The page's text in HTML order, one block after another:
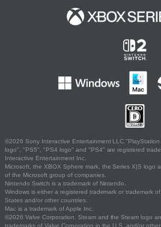
©2026 Sony Interactive Entertainment
logo", "PS5", "PS4 logo" and "PS4" are registered
Interactive Entertainment Inc.
Microsoft, the XBOX Sphere mark, the Series X|S logo
of the Microsoft group of companies.
Nintendo Switch is a trademark of Nintendo.
Windows is either a registered trademark or trademark
States and/or other countries.
Mac is a trademark of Apple Inc.
©2026 Valve Corporation. Steam and the Steam logo
trademarks of Valve Corporation in the U.S. and/or other